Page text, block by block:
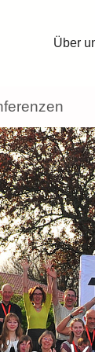
Über